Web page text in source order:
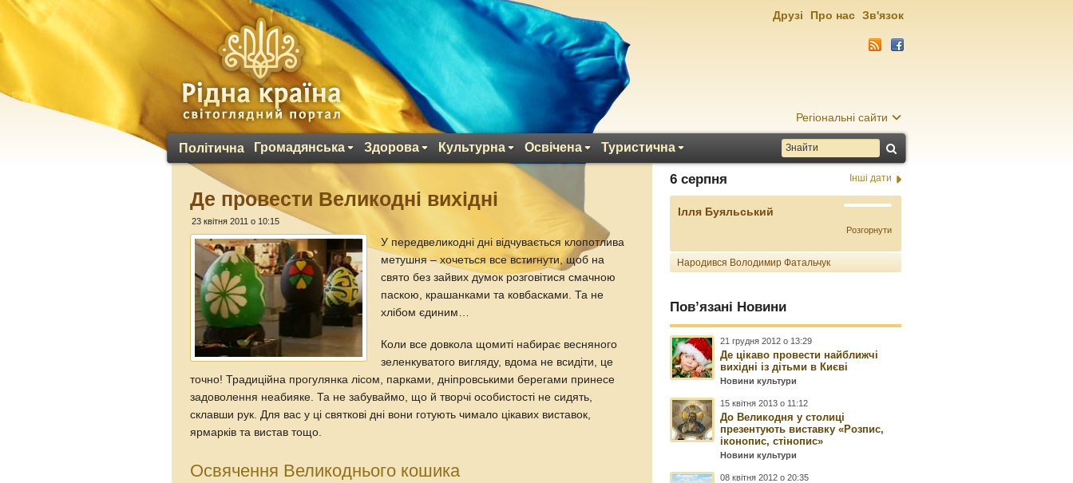
Регіональні сайти
Політична Громадянська Здорова Культурна Освічена Туристична
Друзі Про нас Зв'язок
Де провести Великодні вихідні
23 квітня 2011 о 10:15
У передвеликодні дні відчувається клопотлива
метушня – хочеться все встигнути, щоб на
свято без зайвих думок розговітися смачною
паскою, крашанками та ковбасками. Та не
хлібом єдиним…
Коли все довкола щомиті набирає весняного
зеленкуватого вигляду, вдома не всидіти, це
точно! Традиційна прогулянка лісом, парками, дніпровськими берегами принесе
задоволення неабияке. Та не забуваймо, що й творчі особистості не сидять,
склавши рук. Для вас у ці святкові дні вони готують чимало цікавих виставок,
ярмарків та вистав тощо.
Освячення Великоднього кошика
6 серпня Інші дати
Ілля Буяльський
Розгорнути
Народився Володимир Фатальчук
Пов’язані Новини
21 грудня 2012 о 13:29
Де цікаво провести найближчі
вихідні із дітьми в Києві
Новини культури
15 квітня 2013 о 11:12
До Великодня у столиці
презентують виставку «Розпис,
іконопис, стінопис»
Новини культури
08 квітня 2012 о 20:35